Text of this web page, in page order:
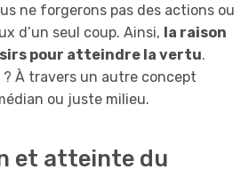
ne forgerons pas des actions ou
d’un seul coup. Ainsi, la raison
pour atteindre la vertu.
À travers un autre concept
ou juste milieu.
et atteinte du